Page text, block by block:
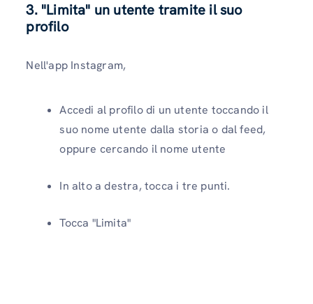
3. "Limita" un utente tramite il suo
profilo
Nell'app Instagram,
Accedi al profilo di un utente toccando il
suo nome utente dalla storia o dal feed,
oppure cercando il nome utente
In alto a destra, tocca i tre punti.
Tocca "Limita"